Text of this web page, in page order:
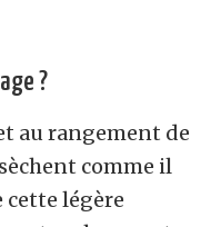
?
au rangement de
comme il
cette légère